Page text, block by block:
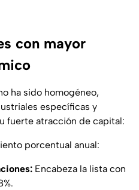
con mayor
ha sido homogéneo,
específicas y
fuerte atracción de capital:
porcentual anual:
Encabeza la lista con